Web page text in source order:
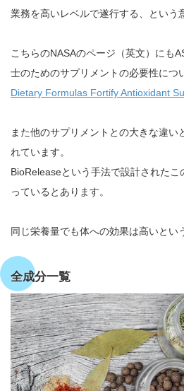
業務を高いレベルで遂行する、という
こちらのNASAのページ（英文）にも
士のためのサプリメントの必要性につ
Dietary Formulas Fortify Antioxidant
また他のサプリメントとの大きな違い
れています。
BioReleaseという手法で設計された
っているとあります。
同じ栄養量でも体への効果は高いとい
全成分一覧